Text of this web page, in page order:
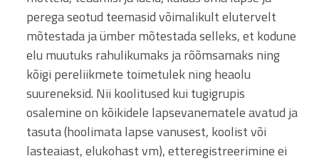
perega seotud teemasid võimalikult elutervelt
mõtestada ja ümber mõtestada selleks, et kodune
elu muutuks rahulikumaks ja rõõmsamaks ning
kõigi pereliikmete toimetulek ning heaolu
suureneksid. Nii koolitused kui tugigrupis
osalemine on kõikidele lapsevanematele avatud ja
tasuta (hoolimata lapse vanusest, koolist või
lasteaiast, elukohast vm), etteregistreerimine ei